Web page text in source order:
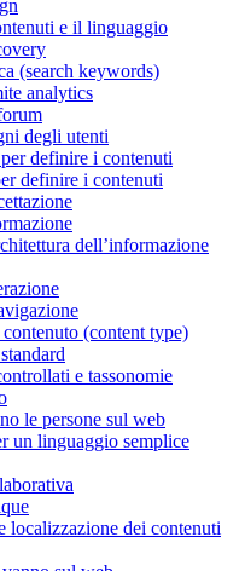
e il linguaggio
(search keywords)
analytics
degli utenti
definire i contenuti
definire i contenuti
dell’informazione
(content type)
e tassonomie
le persone sul web
un linguaggio semplice
localizzazione dei contenuti